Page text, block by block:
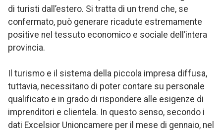
di turisti dall’estero. Si tratta di un trend che, se
confermato, può generare ricadute estremamente
positive nel tessuto economico e sociale dell’intera
provincia.
Il turismo e il sistema della piccola impresa diffusa,
tuttavia, necessitano di poter contare su personale
qualificato e in grado di rispondere alle esigenze di
imprenditori e clientela. In questo senso, secondo i
dati Excelsior Unioncamere per il mese di gennaio, nel